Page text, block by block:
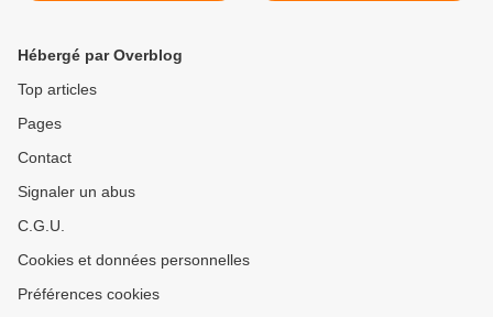
Hébergé par Overblog
Top articles
Pages
Contact
Signaler un abus
C.G.U.
Cookies et données personnelles
Préférences cookies